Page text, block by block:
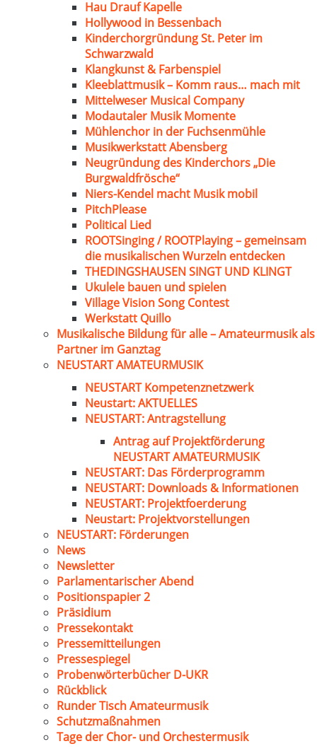
Hau Drauf Kapelle
Hollywood in Bessenbach
Kinderchorgründung St. Peter im
Schwarzwald
Klangkunst & Farbenspiel
Kleeblattmusik – Komm raus… mach mit
Mittelweser Musical Company
Modautaler Musik Momente
Mühlenchor in der Fuchsenmühle
Musikwerkstatt Abensberg
Neugründung des Kinderchors „Die
Burgwaldfrösche“
Niers-Kendel macht Musik mobil
PitchPlease
Political Lied
ROOTSinging / ROOTPlaying – gemeinsam
die musikalischen Wurzeln entdecken
THEDINGSHAUSEN SINGT UND KLINGT
Ukulele bauen und spielen
Village Vision Song Contest
Werkstatt Quillo
Musikalische Bildung für alle – Amateurmusik als
Partner im Ganztag
NEUSTART AMATEURMUSIK
NEUSTART Kompetenznetzwerk
Neustart: AKTUELLES
NEUSTART: Antragstellung
Antrag auf Projektförderung
NEUSTART AMATEURMUSIK
NEUSTART: Das Förderprogramm
NEUSTART: Downloads & Informationen
NEUSTART: Projektfoerderung
Neustart: Projektvorstellungen
NEUSTART: Förderungen
News
Newsletter
Parlamentarischer Abend
Positionspapier 2
Präsidium
Pressekontakt
Pressemitteilungen
Pressespiegel
Probenwörterbücher D-UKR
Rückblick
Runder Tisch Amateurmusik
Schutzmaßnahmen
Tage der Chor- und Orchestermusik